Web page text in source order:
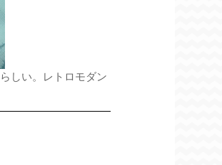
しい。レトロモダン